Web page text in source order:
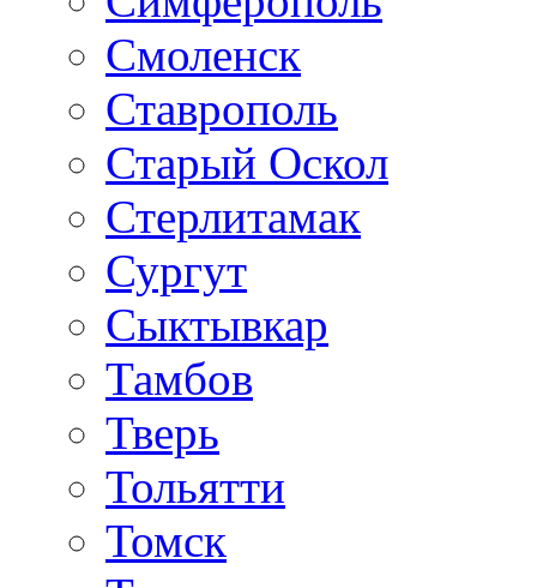
Смоленск
Ставрополь
Старый Оскол
Стерлитамак
Сургут
Сыктывкар
Тамбов
Тверь
Тольятти
Томск